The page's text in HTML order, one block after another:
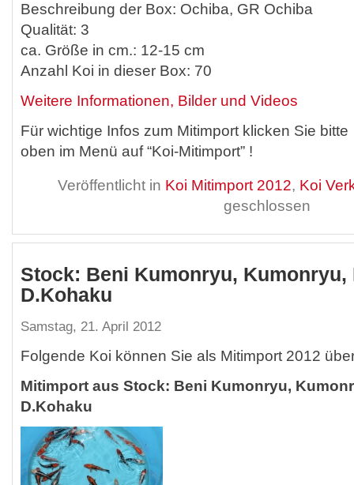
Beschreibung der Box: Ochiba, GR Ochiba
Qualität: 3
ca. Größe in cm.: 12-15 cm
Anzahl Koi in dieser Box: 70
Weitere Informationen, Bilder und Videos
Für wichtige Infos zum Mitimport klicken Sie bitte
oben im Menü auf “Koi-Mitimport” !
Veröffentlicht in Koi Mitimport 2012, Koi
geschlossen
Stock: Beni Kumonryu, Kumonryu,
D.Kohaku
Samstag, 21. April 2012
Folgende Koi können Sie als Mitimport 2012
Mitimport aus Stock: Beni Kumonryu,
D.Kohaku